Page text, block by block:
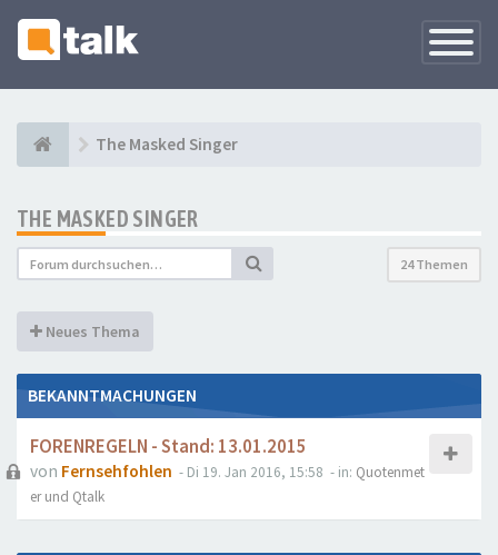
The Masked Singer
THE MASKED SINGER
24 Themen
Neues Thema
BEKANNTMACHUNGEN
FORENREGELN - Stand: 13.01.2015
von Fernsehfohlen - Di 19. Jan 2016, 15:58 - in: Quotenmet
er und Qtalk